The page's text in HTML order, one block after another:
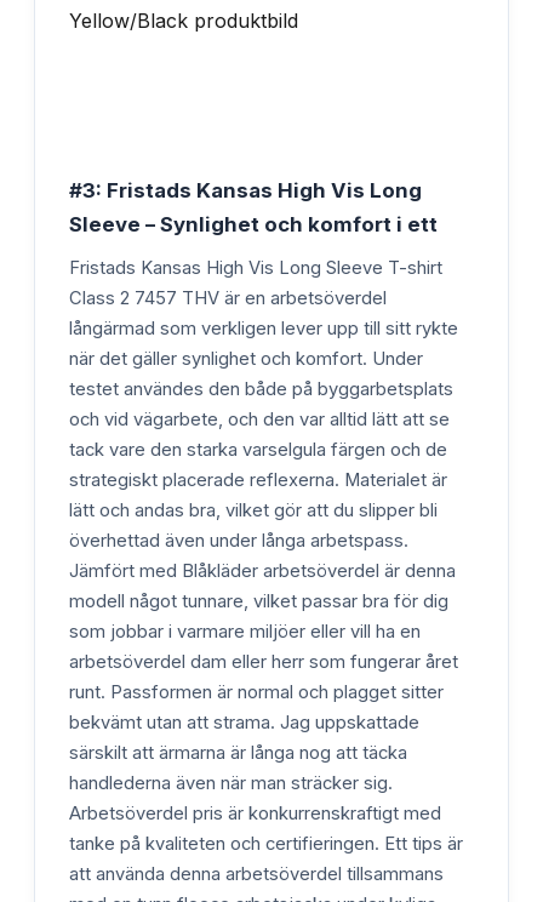
#3: Fristads Kansas High Vis Long
Sleeve – Synlighet och komfort i ett
Fristads Kansas High Vis Long Sleeve T-shirt
Class 2 7457 THV är en arbetsöverdel
långärmad som verkligen lever upp till sitt rykte
när det gäller synlighet och komfort. Under
testet användes den både på byggarbetsplats
och vid vägarbete, och den var alltid lätt att se
tack vare den starka varselgula färgen och de
strategiskt placerade reflexerna. Materialet är
lätt och andas bra, vilket gör att du slipper bli
överhettad även under långa arbetspass.
Jämfört med Blåkläder arbetsöverdel är denna
modell något tunnare, vilket passar bra för dig
som jobbar i varmare miljöer eller vill ha en
arbetsöverdel dam eller herr som fungerar året
runt. Passformen är normal och plagget sitter
bekvämt utan att strama. Jag uppskattade
särskilt att ärmarna är långa nog att täcka
handlederna även när man sträcker sig.
Arbetsöverdel pris är konkurrenskraftigt med
tanke på kvaliteten och certifieringen. Ett tips är
att använda denna arbetsöverdel tillsammans